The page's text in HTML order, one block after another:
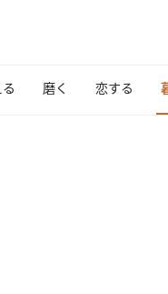
磨く 恋する